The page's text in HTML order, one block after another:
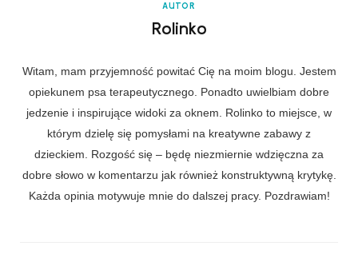
AUTOR
Rolinko
Witam, mam przyjemność powitać Cię na moim blogu. Jestem
opiekunem psa terapeutycznego. Ponadto uwielbiam dobre
jedzenie i inspirujące widoki za oknem. Rolinko to miejsce, w
którym dzielę się pomysłami na kreatywne zabawy z
dzieckiem. Rozgość się – będę niezmiernie wdzięczna za
dobre słowo w komentarzu jak również konstruktywną krytykę.
Każda opinia motywuje mnie do dalszej pracy. Pozdrawiam!